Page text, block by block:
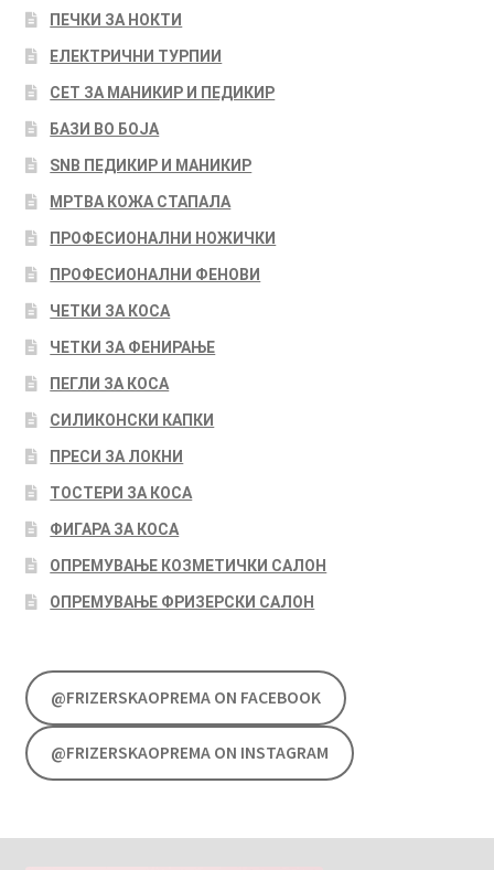
ПЕЧКИ ЗА НОКТИ
ЕЛЕКТРИЧНИ ТУРПИИ
СЕТ ЗА МАНИКИР И ПЕДИКИР
БАЗИ ВО БОЈА
SNB ПЕДИКИР И МАНИКИР
МРТВА КОЖА СТАПАЛА
ПРОФЕСИОНАЛНИ НОЖИЧКИ
ПРОФЕСИОНАЛНИ ФЕНОВИ
ЧЕТКИ ЗА КОСА
ЧЕТКИ ЗА ФЕНИРАЊЕ
ПЕГЛИ ЗА КОСА
СИЛИКОНСКИ КАПКИ
ПРЕСИ ЗА ЛОКНИ
ТОСТЕРИ ЗА КОСА
ФИГАРА ЗА КОСА
ОПРЕМУВАЊЕ КОЗМЕТИЧКИ САЛОН
ОПРЕМУВАЊЕ ФРИЗЕРСКИ САЛОН
@FRIZERSKAOPREMA ON FACEBOOK
@FRIZERSKAOPREMA ON INSTAGRAM